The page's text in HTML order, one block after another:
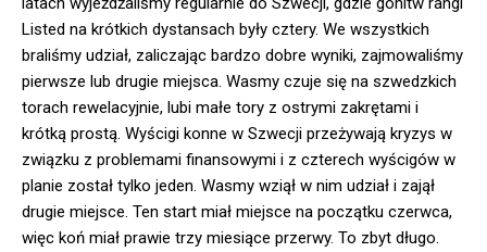
Listed na krótkich dystansach były cztery. We wszystkich
braliśmy udział, zaliczając bardzo dobre wyniki, zajmowaliśmy
pierwsze lub drugie miejsca. Wasmy czuje się na szwedzkich
torach rewelacyjnie, lubi małe tory z ostrymi zakrętami i
krótką prostą. Wyścigi konne w Szwecji przeżywają kryzys w
związku z problemami finansowymi i z czterech wyścigów w
planie został tylko jeden. Wasmy wziął w nim udział i zajął
drugie miejsce. Ten start miał miejsce na początku czerwca,
więc koń miał prawie trzy miesiące przerwy. To zbyt długo.